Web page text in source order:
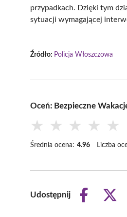
przypadkach. Dzięki tym
sytuacji wymagającej
Źródło: Policja Włoszczowa
Oceń: Bezpieczne
★ ★ ★ ★ ★
Średnia ocena: 4.96 Liczba
Udostępnij
Share
Share